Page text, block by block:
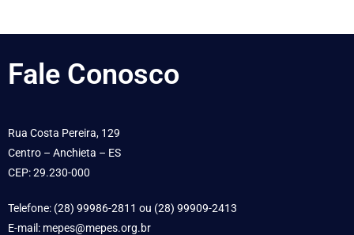
Fale Conosco
Rua Costa Pereira, 129
Centro – Anchieta – ES
CEP: 29.230-000
Telefone: (28) 99986-2811 ou (28) 99909-2413
E-mail: mepes@mepes.org.br